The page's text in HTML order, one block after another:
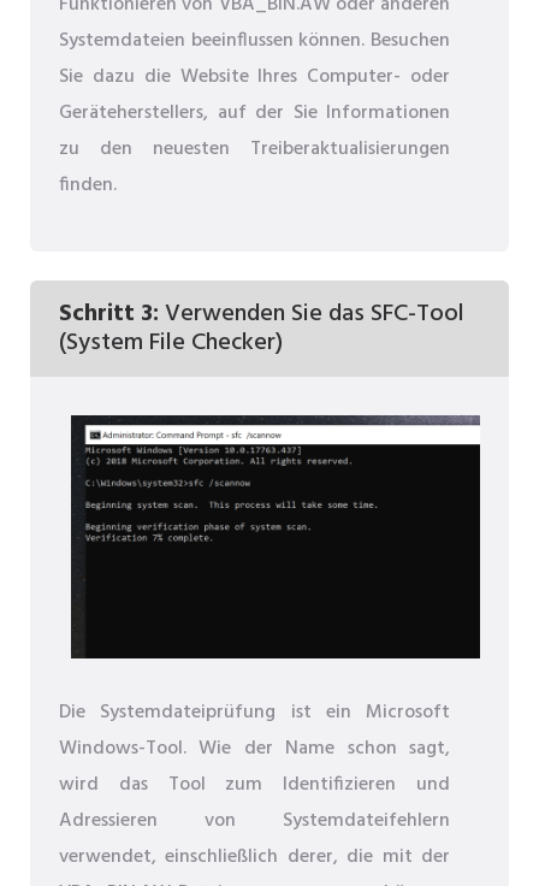
Systemdateien beeinflussen können. Besuchen
Sie dazu die Website Ihres Computer- oder
Geräteherstellers, auf der Sie Informationen
zu den neuesten Treiberaktualisierungen
finden.
Schritt 3:Verwenden Sie das SFC-Tool
(System File Checker)
Die Systemdateiprüfung ist ein Microsoft
Windows-Tool. Wie der Name schon sagt,
wird das Tool zum Identifizieren und
Adressieren von Systemdateifehlern
verwendet, einschließlich derer, die mit der